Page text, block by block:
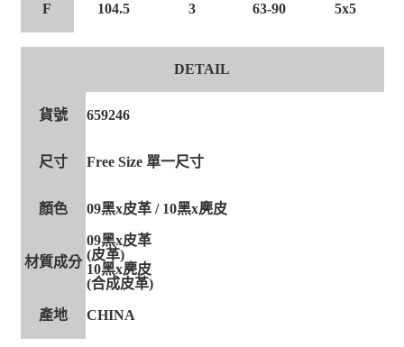
F 104.5 3 63-90 5x5
DETAIL
貨號 659246
尺寸 Free Size 單一尺寸
顏色 09黑x皮革 / 10黑x麂皮
材質成分
09黑x皮革
(皮革)
10黑x麂皮
(合成皮革)
產地 CHINA